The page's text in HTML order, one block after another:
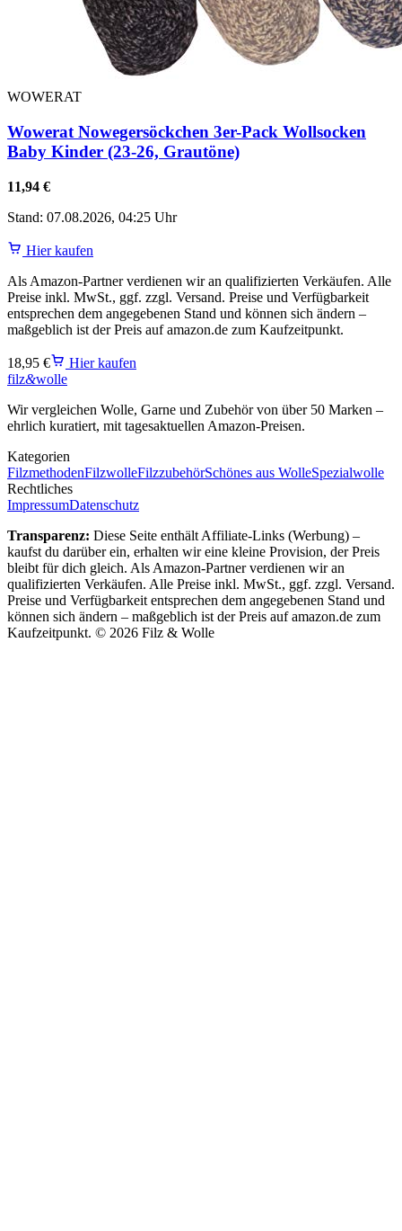
WOWERAT
Wowerat Nowegersöckchen 3er-Pack Wollsocken
Baby Kinder (23-26, Grautöne)
11,94 €
Stand: 07.08.2026, 04:25 Uhr
Hier kaufen
Als Amazon-Partner verdienen wir an qualifizierten Verkäufen. Alle
Preise inkl. MwSt., ggf. zzgl. Versand. Preise und Verfügbarkeit
entsprechen dem angegebenen Stand und können sich ändern –
maßgeblich ist der Preis auf amazon.de zum Kaufzeitpunkt.
18,95 €
Hier kaufen
filz&wolle
Wir vergleichen Wolle, Garne und Zubehör von über 50 Marken –
ehrlich kuratiert, mit tagesaktuellen Amazon-Preisen.
Kategorien
FilzmethodenFilzwolleFilzzubehörSchönes aus WolleSpezialwolle
Rechtliches
ImpressumDatenschutz
Transparenz: Diese Seite enthält Affiliate-Links (Werbung) –
kaufst du darüber ein, erhalten wir eine kleine Provision, der Preis
bleibt für dich gleich. Als Amazon-Partner verdienen wir an
qualifizierten Verkäufen. Alle Preise inkl. MwSt., ggf. zzgl. Versand.
Preise und Verfügbarkeit entsprechen dem angegebenen Stand und
können sich ändern – maßgeblich ist der Preis auf amazon.de zum
Kaufzeitpunkt. © 2026 Filz & Wolle